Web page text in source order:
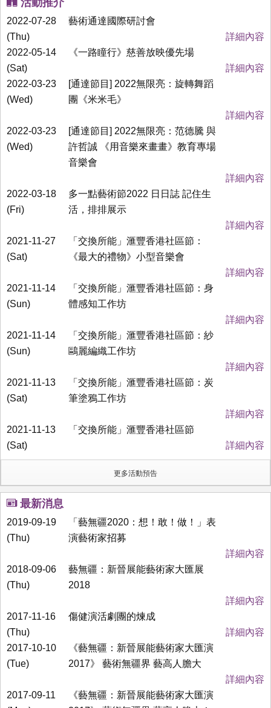
活動推介
2022-07-28
(Thu)
藝術通達國際研討會
詳細內容
2022-05-14
(Sat)
《一路瞳行》慈善放映優先場
詳細內容
2022-03-23
(Wed)
[通達節目] 2022無限亮：旋轉舞蹈
團《米米毛》
詳細內容
2022-03-23
(Wed)
[通達節目] 2022無限亮：范德騰 與
許哲誠 《用音樂來畫畫》教育專場
音樂會
詳細內容
2022-03-18
(Fri)
多一點藝術節2022 日日誌 記住生
活，排排展示
詳細內容
2021-11-27
(Sat)
「交換所能」滙豐香港社區節：
《最大的禮物》小型音樂會
詳細內容
2021-11-14
(Sun)
「交換所能」滙豐香港社區節：身
體感知工作坊
詳細內容
2021-11-14
(Sun)
「交換所能」滙豐香港社區節：紗
鷗麗編織工作坊
詳細內容
2021-11-13
(Sat)
「交換所能」滙豐香港社區節：炭
筆塗鴉工作坊
詳細內容
2021-11-13
(Sat)
「交換所能」滙豐香港社區節
詳細內容
更多活動預告
最新消息
2019-09-19
(Thu)
「藝無疆2020：想！敢！做！」表
演藝術家招募
詳細內容
2018-09-06
(Thu)
藝無疆：新晉展能藝術家大匯展
2018
詳細內容
2017-11-16
(Thu)
傷健演活劇團的煉成
詳細內容
2017-10-10
(Tue)
《藝無疆：新晉展能藝術家大匯演
2017》 藝術無疆界 藝高人膽大
詳細內容
2017-09-11
《藝無疆：新晉展能藝術家大匯演